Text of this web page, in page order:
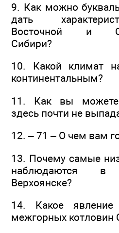
9. Как можно
дать
Восточной и
Сибири?
10. Какой климат
континентальным?
11. Как вы можете
здесь почти не
12. – 71 – О чем вам
13. Почему самые
наблюдаются
Верхоянске?
14. Какое явление
межгорных котловин